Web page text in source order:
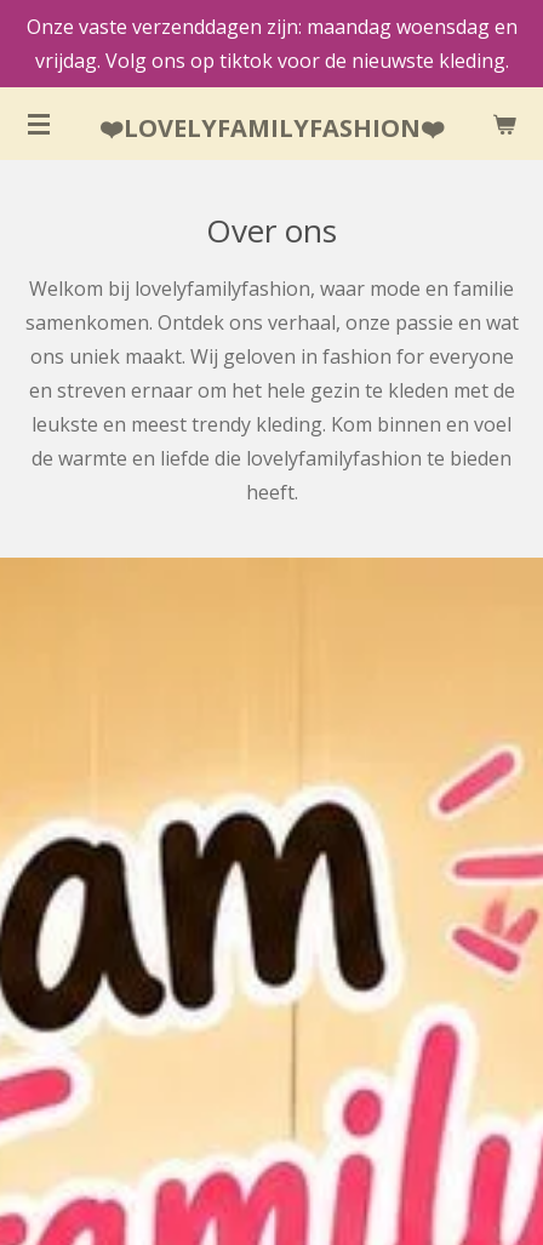
Ga
direct
de
hoofdinhoud
❤️LOVELYFAMILYFASHION❤️
Onze vaste verzenddagen zijn: maandag woensdag en
vrijdag. Volg ons op tiktok voor de nieuwste kleding.
Over ons
Welkom bij lovelyfamilyfashion, waar mode en familie
samenkomen. Ontdek ons verhaal, onze passie en wat
ons uniek maakt. Wij geloven in fashion for everyone
en streven ernaar om het hele gezin te kleden met de
leukste en meest trendy kleding. Kom binnen en voel
de warmte en liefde die lovelyfamilyfashion te bieden
heeft.